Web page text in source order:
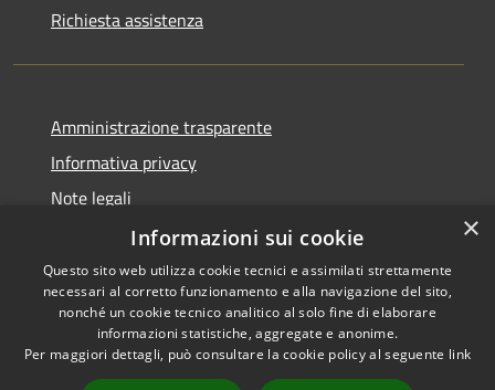
Richiesta assistenza
Amministrazione trasparente
Informativa privacy
Note legali
Dichiarazione di accessibilità
RSS
Accessibilità
Copyright © 2026 • Comune di
×
Informazioni sui cookie
Questo sito web utilizza cookie tecnici e assimilati strettamente
necessari al corretto funzionamento e alla navigazione del sito,
nonché un cookie tecnico analitico al solo fine di elaborare
informazioni statistiche, aggregate e anonime.
Per maggiori dettagli, può consultare la cookie policy al seguente link